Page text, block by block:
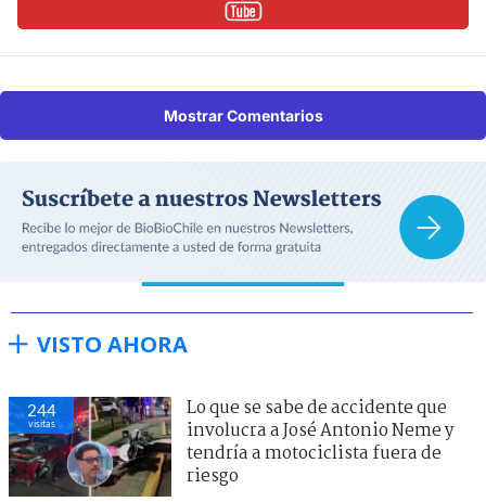
Mostrar Comentarios
VISTO AHORA
244
visitas
Lo que se sabe de accidente que
involucra a José Antonio Neme y
tendría a motociclista fuera de
riesgo